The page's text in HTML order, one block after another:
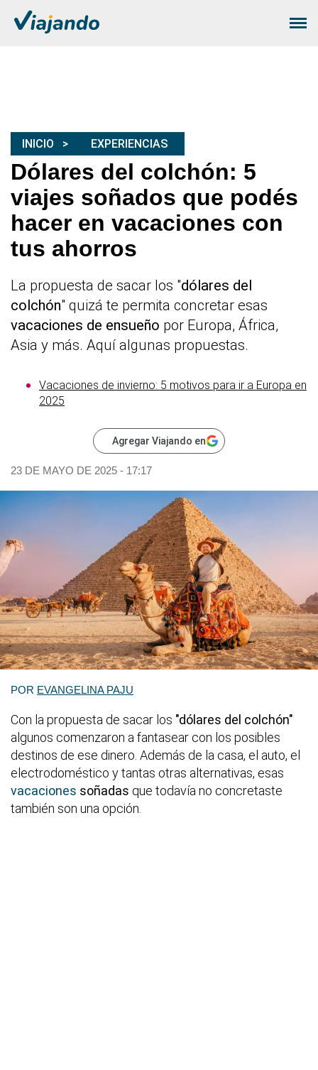
INICIO EXPERIENCIAS
Dólares del colchón: 5
viajes soñados que podés
hacer en vacaciones con
tus ahorros
La propuesta de sacar los "dólares del
colchón" quizá te permita concretar esas
vacaciones de ensueño por Europa, África,
Asia y más. Aquí algunas propuestas.
Vacaciones de invierno: 5 motivos para ir a Europa en
2025
Agregar Viajando en
23 DE MAYO DE 2025 - 17:17
POR EVANGELINA PAJU
Con la propuesta de sacar los "dólares del colchón"
algunos comenzaron a fantasear con los posibles
destinos de ese dinero. Además de la casa, el auto, el
electrodoméstico y tantas otras alternativas, esas
vacaciones soñadas que todavía no concretaste
también son una opción.